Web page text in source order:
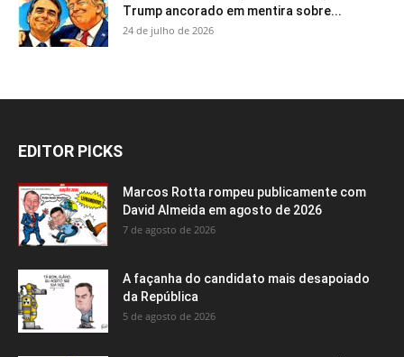
Trump ancorado em mentira sobre...
24 de julho de 2026
EDITOR PICKS
Marcos Rotta rompeu publicamente com
David Almeida em agosto de 2026
7 de agosto de 2026
A façanha do candidato mais desapoiado
da República
5 de agosto de 2026